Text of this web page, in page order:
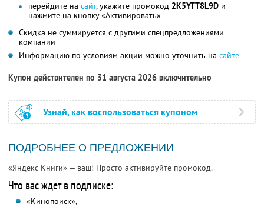
перейдите на сайт, укажите промокод 2K5YTT8L9D и
нажмите на кнопку «Активировать»
Скидка не суммируется с другими спецпредложениями
компании
Информацию по условиям акции можно уточнить на сайте
Купон действителен по 31 августа 2026 включительно
Узнай, как воспользоваться купоном
ПОДРОБНЕЕ О ПРЕДЛОЖЕНИИ
«Яндекс Книги» — ваш! Просто активируйте промокод.
Что вас ждет в подписке:
«Кинопоиск»,